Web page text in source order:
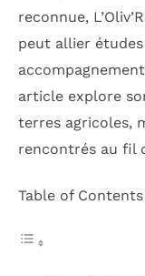
reconnue,
peut allier
article explore
terres agricoles,
rencontrés au fil
Table of Contents